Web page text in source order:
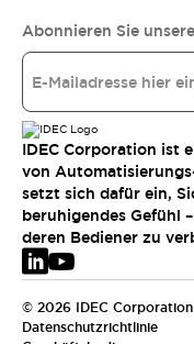
Abonnieren Sie
IDEC Corporation ist
von
setzt sich dafür ein,
beruhigendes Gefühl
deren Bediener zu
© 2026 IDEC Corporation
Datenschutzrichtlinie